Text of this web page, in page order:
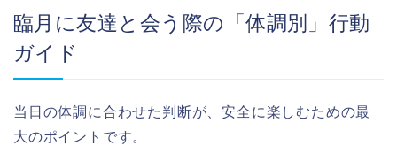
臨月に友達と会う際の「体調別」行動
ガイド
当日の体調に合わせた判断が、安全に楽しむための最
大のポイントです。